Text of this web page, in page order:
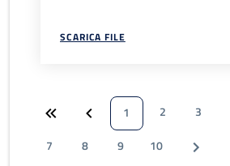
SCARICA FILE
1 2 3
7
8 9 10